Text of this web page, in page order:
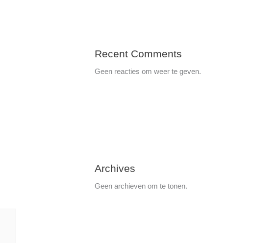
Recent Comments
Geen reacties om weer te geven.
Archives
Geen archieven om te tonen.